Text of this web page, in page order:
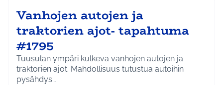
Vanhojen autojen ja
traktorien ajot- tapahtuma
#1795
Tuusulan ympäri kulkeva vanhojen autojen ja
traktorien ajot. Mahdollisuus tutustua autoihin
pysähdys…